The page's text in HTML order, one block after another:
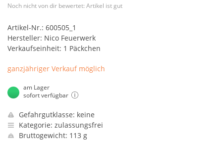
Noch nicht von dir bewertet: Artikel ist gut
Artikel-Nr.: 600505_1
Hersteller: Nico Feuerwerk
Verkaufseinheit: 1 Päckchen
ganzjähriger Verkauf möglich
am Lager
sofort verfügbar
Gefahrgutklasse: keine
Kategorie: zulassungsfrei
Bruttogewicht: 113 g